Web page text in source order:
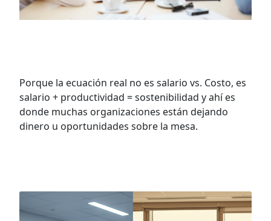
Porque la ecuación real no es salario vs. Costo, es
salario + productividad = sostenibilidad y ahí es
donde muchas organizaciones están dejando
dinero u oportunidades sobre la mesa.